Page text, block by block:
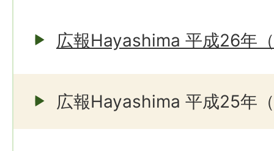
広報Hayashima 平成26年
広報Hayashima 平成25年